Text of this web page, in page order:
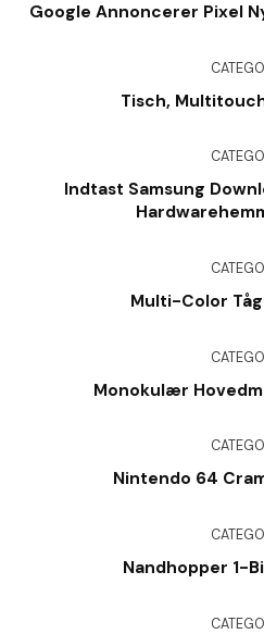
Google Annoncerer Pixel
Tisch,
Indtast Samsung
Multi-Color
Monokulær
Nintendo 64
Nandhopper 1-